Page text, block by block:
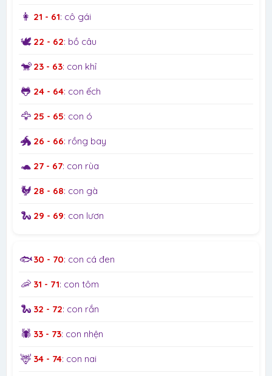
👩 21 - 61: cô gái
🕊️ 22 - 62: bồ câu
🐒 23 - 63: con khỉ
🐸 24 - 64: con ếch
🦅 25 - 65: con ó
🐲 26 - 66: rồng bay
🐢 27 - 67: con rùa
🐓 28 - 68: con gà
🐍 29 - 69: con lươn
🐟30 - 70: con cá đen
🦐 31 - 71: con tôm
🐍 32 - 72: con rắn
🕷️ 33 - 73: con nhện
🦌 34 - 74: con nai